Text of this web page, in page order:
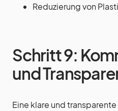
Reduzierung von
Schritt 9:
und
Eine klare und